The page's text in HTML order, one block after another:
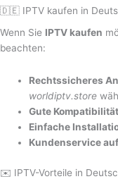
🇩🇪 IPTV kaufen in
Wenn Sie IPTV kaufen
beachten:
Rechtssicheres
worldiptv.store
Gute Kompatibilität
Einfache
Kundenservice
✉️ IPTV-Vorteile in